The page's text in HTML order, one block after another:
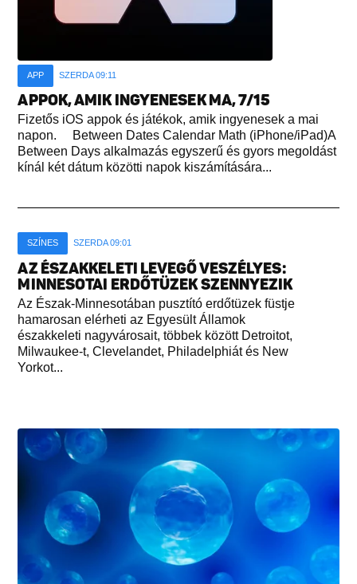
APP SZERDA 09:11
APPOK, AMIK INGYENESEK MA, 7/15
Fizetős iOS appok és játékok, amik ingyenesek a mai
napon. Between Dates Calendar Math (iPhone/iPad)A
Between Days alkalmazás egyszerű és gyors megoldást
kínál két dátum közötti napok kiszámítására...
SZÍNES SZERDA 09:01
AZ ÉSZAKKELETI LEVEGŐ VESZÉLYES:
MINNESOTAI ERDŐTÜZEK SZENNYEZIK
Az Észak-Minnesotában pusztító erdőtüzek füstje
hamarosan elérheti az Egyesült Államok
északkeleti nagyvárosait, többek között Detroitot,
Milwaukee-t, Clevelandet, Philadelphiát és New
Yorkot...